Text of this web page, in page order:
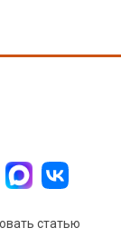
статью